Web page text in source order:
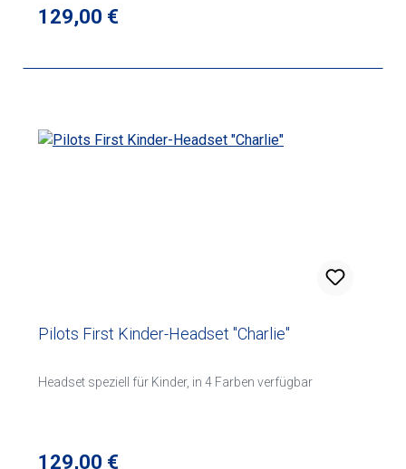
Regulärer Preis:
129,00 €
Pilots First Kinder-Headset "Charlie"
Headset speziell für Kinder, in 4 Farben verfügbar
Regulärer Preis:
129,00 €